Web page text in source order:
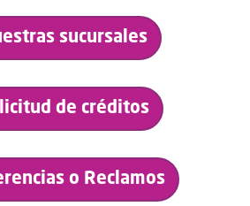
sucursales
de créditos
o Reclamos